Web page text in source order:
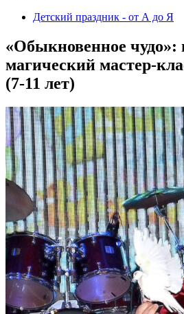
Детский праздник - от А до Я
«Обыкновенное чудо»:
магический мастер-
(7-11 лет)